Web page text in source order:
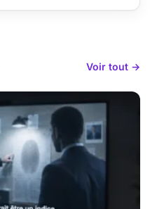
Voir tout →